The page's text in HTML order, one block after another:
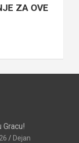
ZA OVE
Gracu!
Dejan